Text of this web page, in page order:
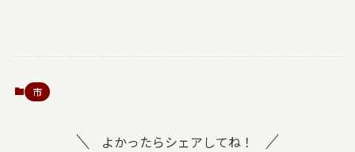
市
よかったらシェアしてね！